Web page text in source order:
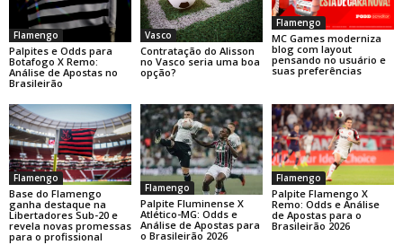
Flamengo
Palpites e Odds para
Botafogo X Remo:
Análise de Apostas no
Brasileirão
Vasco
Contratação do Alisson
no Vasco seria uma boa
opção?
Flamengo
MC Games moderniza
blog com layout
pensando no usuário e
suas preferências
Flamengo
Base do Flamengo
ganha destaque na
Libertadores Sub-20 e
revela novas promessas
para o profissional
Flamengo
Palpite Fluminense X
Atlético-MG: Odds e
Análise de Apostas para
o Brasileirão 2026
Flamengo
Palpite Flamengo X
Remo: Odds e Análise
de Apostas para o
Brasileirão 2026